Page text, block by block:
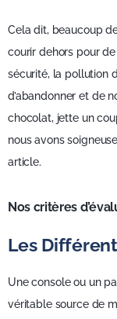
Cela dit, beaucoup
courir dehors pour
sécurité, la pollution
d’abandonner et de
chocolat, jette un
nous avons
article.
Nos critères
Les
Une console ou un
véritable source de